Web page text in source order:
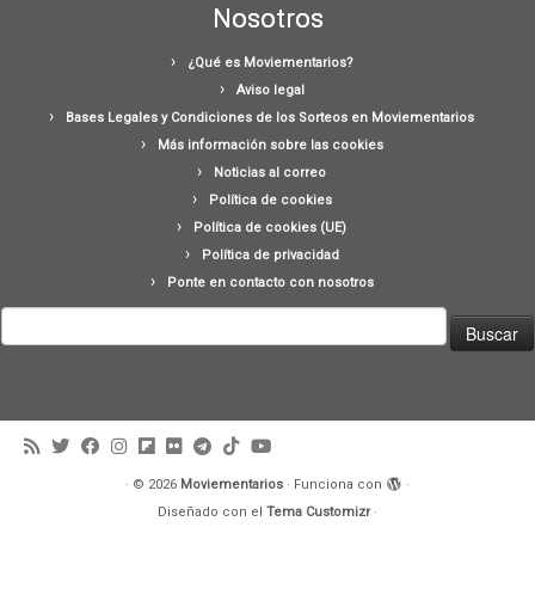
Nosotros
¿Qué es Moviementarios?
Aviso legal
Bases Legales y Condiciones de los Sorteos en Moviementarios
Más información sobre las cookies
Noticias al correo
Política de cookies
Política de cookies (UE)
Política de privacidad
Ponte en contacto con nosotros
· © 2026 Moviementarios · Funciona con
·
Diseñado con el Tema Customizr·